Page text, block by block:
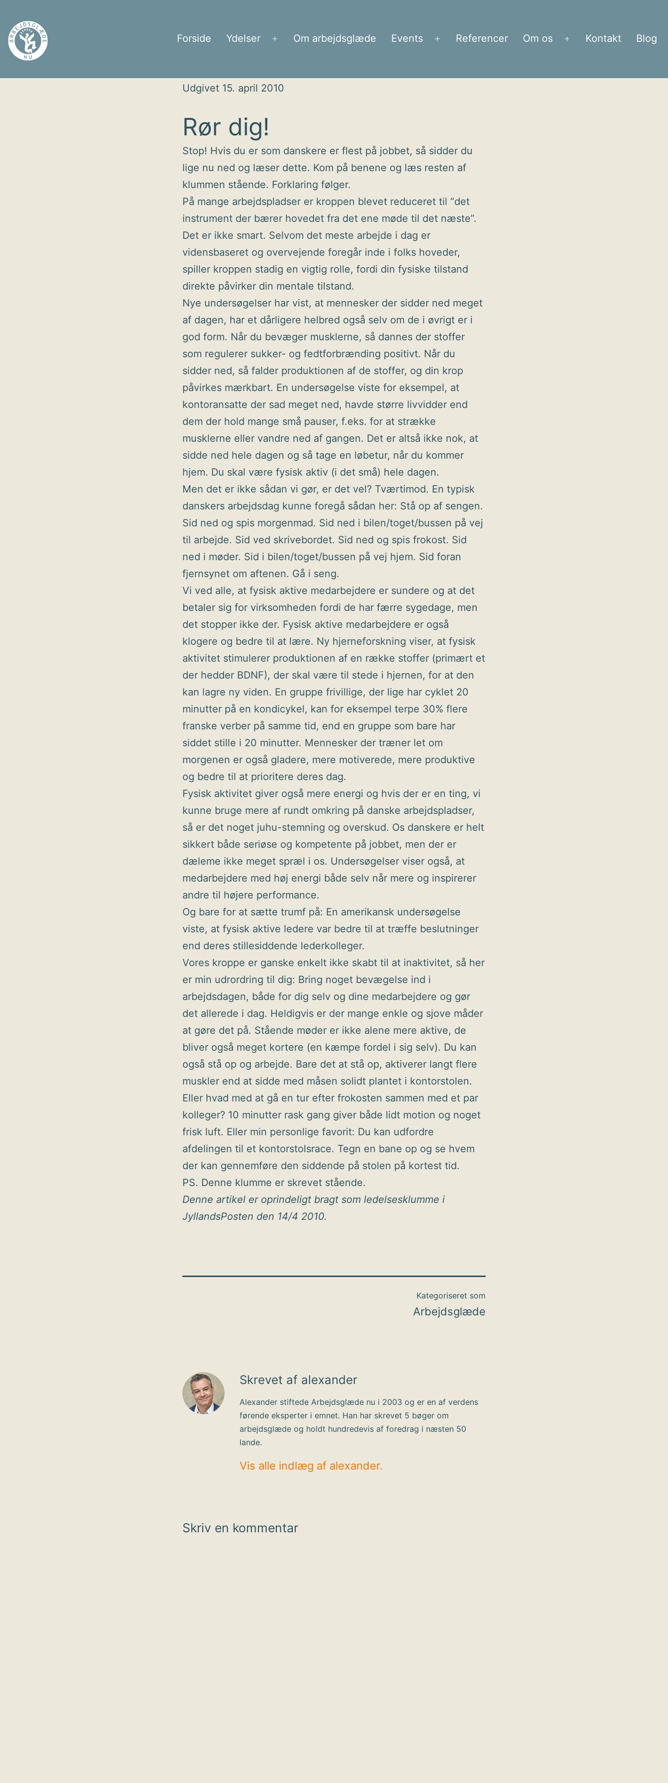
indhold
Arbejdsglæde
Forside Ydelser Om arbejdsglæde Events Referencer Om os Kontakt Blog
Udgivet 15. april 2010
Rør dig!
Stop! Hvis du er som danskere er flest på jobbet, så sidder du
lige nu ned og læser dette. Kom på benene og læs resten af
klummen stående. Forklaring følger.
På mange arbejdspladser er kroppen blevet reduceret til “det
instrument der bærer hovedet fra det ene møde til det næste”.
Det er ikke smart. Selvom det meste arbejde i dag er
vidensbaseret og overvejende foregår inde i folks hoveder,
spiller kroppen stadig en vigtig rolle, fordi din fysiske tilstand
direkte påvirker din mentale tilstand.
Nye undersøgelser har vist, at mennesker der sidder ned meget
af dagen, har et dårligere helbred også selv om de i øvrigt er i
god form. Når du bevæger musklerne, så dannes der stoffer
som regulerer sukker- og fedtforbrænding positivt. Når du
sidder ned, så falder produktionen af de stoffer, og din krop
påvirkes mærkbart. En undersøgelse viste for eksempel, at
kontoransatte der sad meget ned, havde større livvidder end
dem der hold mange små pauser, f.eks. for at strække
musklerne eller vandre ned af gangen. Det er altså ikke nok, at
sidde ned hele dagen og så tage en løbetur, når du kommer
hjem. Du skal være fysisk aktiv (i det små) hele dagen.
Men det er ikke sådan vi gør, er det vel? Tværtimod. En typisk
danskers arbejdsdag kunne foregå sådan her: Stå op af sengen.
Sid ned og spis morgenmad. Sid ned i bilen/toget/bussen på vej
til arbejde. Sid ved skrivebordet. Sid ned og spis frokost. Sid
ned i møder. Sid i bilen/toget/bussen på vej hjem. Sid foran
fjernsynet om aftenen. Gå i seng.
Vi ved alle, at fysisk aktive medarbejdere er sundere og at det
betaler sig for virksomheden fordi de har færre sygedage, men
det stopper ikke der. Fysisk aktive medarbejdere er også
klogere og bedre til at lære. Ny hjerneforskning viser, at fysisk
aktivitet stimulerer produktionen af en række stoffer (primært et
der hedder BDNF), der skal være til stede i hjernen, for at den
kan lagre ny viden. En gruppe frivillige, der lige har cyklet 20
minutter på en kondicykel, kan for eksempel terpe 30% flere
franske verber på samme tid, end en gruppe som bare har
siddet stille i 20 minutter. Mennesker der træner let om
morgenen er også gladere, mere motiverede, mere produktive
og bedre til at prioritere deres dag.
Fysisk aktivitet giver også mere energi og hvis der er en ting, vi
kunne bruge mere af rundt omkring på danske arbejdspladser,
så er det noget juhu-stemning og overskud. Os danskere er helt
sikkert både seriøse og kompetente på jobbet, men der er
dæleme ikke meget spræl i os. Undersøgelser viser også, at
medarbejdere med høj energi både selv når mere og inspirerer
andre til højere performance.
Og bare for at sætte trumf på: En amerikansk undersøgelse
viste, at fysisk aktive ledere var bedre til at træffe beslutninger
end deres stillesiddende lederkolleger.
Vores kroppe er ganske enkelt ikke skabt til at inaktivitet, så her
er min udrordring til dig: Bring noget bevægelse ind i
arbejdsdagen, både for dig selv og dine medarbejdere og gør
det allerede i dag. Heldigvis er der mange enkle og sjove måder
at gøre det på. Stående møder er ikke alene mere aktive, de
bliver også meget kortere (en kæmpe fordel i sig selv). Du kan
også stå op og arbejde. Bare det at stå op, aktiverer langt flere
muskler end at sidde med måsen solidt plantet i kontorstolen.
Eller hvad med at gå en tur efter frokosten sammen med et par
kolleger? 10 minutter rask gang giver både lidt motion og noget
frisk luft. Eller min personlige favorit: Du kan udfordre
afdelingen til et kontorstolsrace. Tegn en bane op og se hvem
der kan gennemføre den siddende på stolen på kortest tid.
PS. Denne klumme er skrevet stående.
Denne artikel er oprindeligt bragt som ledelsesklumme i
JyllandsPosten den 14/4 2010.
Kategoriseret som
Arbejdsglæde
Skrevet af alexander
Alexander stiftede Arbejdsglæde nu i 2003 og er en af verdens
førende eksperter i emnet. Han har skrevet 5 bøger om
arbejdsglæde og holdt hundredevis af foredrag i næsten 50
lande.
Vis alle indlæg af alexander.
Skriv en kommentar